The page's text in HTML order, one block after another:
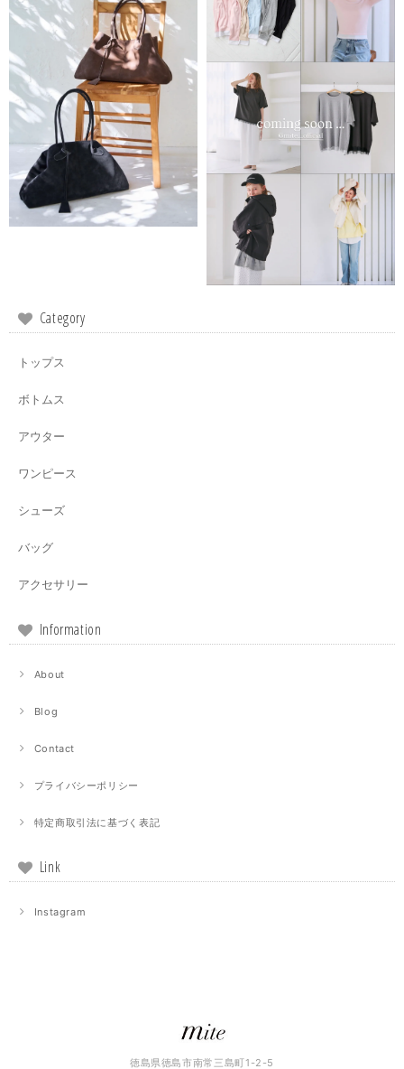
Category
トップス
ボトムス
アウター
ワンピース
シューズ
バッグ
アクセサリー
Information
About
Blog
Contact
プライバシーポリシー
特定商取引法に基づく表記
Link
Instagram
徳島県徳島市南常三島町1-2-5